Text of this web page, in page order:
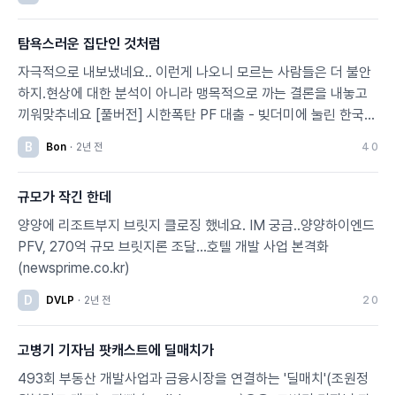
탐욕스러운 집단인 것처럼
자극적으로 내보냈네요.. 이런게 나오니 모르는 사람들은 더 불안
하지.현상에 대한 분석이 아니라 맹목적으로 까는 결론을 내놓고
끼워맞추네요 [풀버전] 시한폭탄 PF 대출 - 빚더미에 눌린 한국
경제 - 스트레이트 232회 (23.11.12) - YouTube
B Bon · 2년 전 4 0
규모가 작긴 한데
양양에 리조트부지 브릿지 클로징 했네요. IM 궁금..양양하이엔드
PFV, 270억 규모 브릿지론 조달...호텔 개발 사업 본격화
(newsprime.co.kr)
D DVLP · 2년 전 2 0
고병기 기자님 팟캐스트에 딜매치가
493회 부동산 개발사업과 금융시장을 연결하는 '딜매치'(조원정